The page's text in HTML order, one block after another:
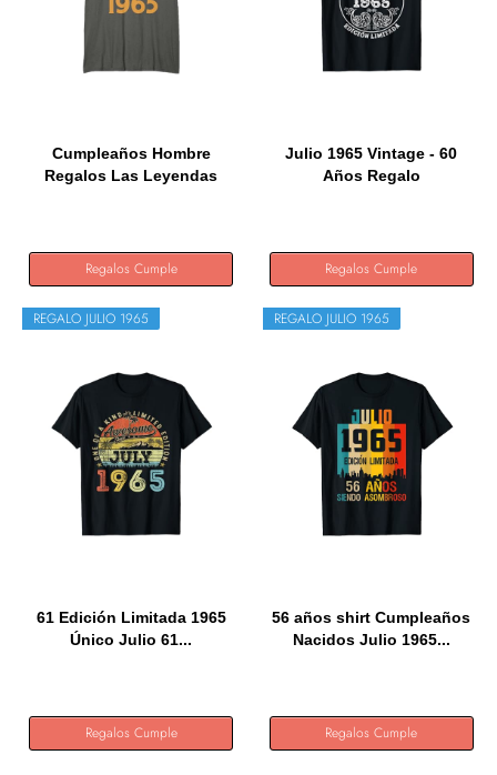
Cumpleaños Hombre
Regalos Las Leyendas
Regalos Cumple
Julio 1965 Vintage - 60
Años Regalo
Regalos Cumple
REGALO JULIO 1965
61 Edición Limitada 1965
Único Julio 61...
Regalos Cumple
REGALO JULIO 1965
56 años shirt Cumpleaños
Nacidos Julio 1965...
Regalos Cumple